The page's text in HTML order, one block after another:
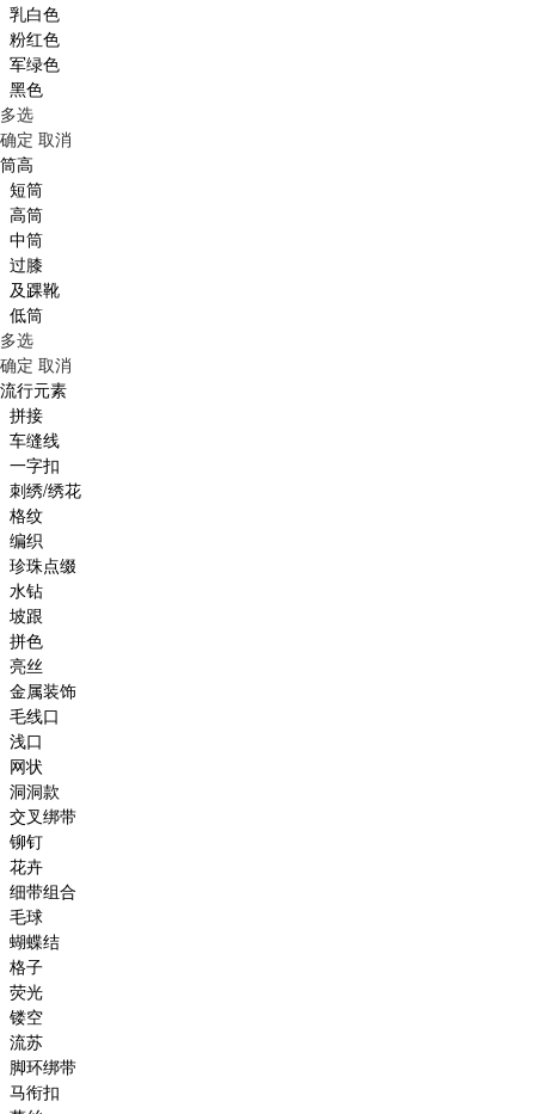
乳白色
粉红色
军绿色
黑色
多选
确定 取消
筒高
短筒
高筒
中筒
过膝
及踝靴
低筒
多选
确定 取消
流行元素
拼接
车缝线
一字扣
刺绣/绣花
格纹
编织
珍珠点缀
水钻
坡跟
拼色
亮丝
金属装饰
毛线口
浅口
网状
洞洞款
交叉绑带
铆钉
花卉
细带组合
毛球
蝴蝶结
格子
荧光
镂空
流苏
脚环绑带
马衔扣